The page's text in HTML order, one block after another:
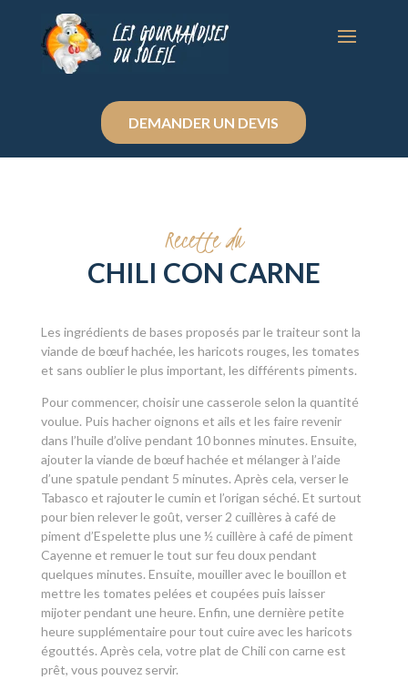
DEMANDER UN DEVIS
Recette du
CHILI CON CARNE
Les ingrédients de bases proposés par le traiteur sont la
viande de bœuf hachée, les haricots rouges, les tomates
et sans oublier le plus important, les différents piments.
Pour commencer, choisir une casserole selon la quantité
voulue. Puis hacher oignons et ails et les faire revenir
dans l’huile d’olive pendant 10 bonnes minutes. Ensuite,
ajouter la viande de bœuf hachée et mélanger à l’aide
d’une spatule pendant 5 minutes. Après cela, verser le
Tabasco et rajouter le cumin et l’origan séché. Et surtout
pour bien relever le goût, verser 2 cuillères à café de
piment d’Espelette plus une ½ cuillère à café de piment
Cayenne et remuer le tout sur feu doux pendant
quelques minutes. Ensuite, mouiller avec le bouillon et
mettre les tomates pelées et coupées puis laisser
mijoter pendant une heure. Enfin, une dernière petite
heure supplémentaire pour tout cuire avec les haricots
égouttés. Après cela, votre plat de Chili con carne est
prêt, vous pouvez servir.